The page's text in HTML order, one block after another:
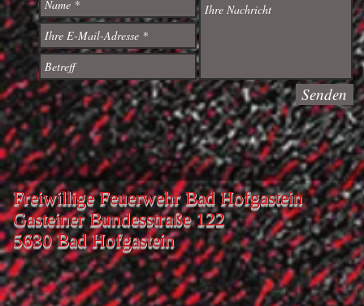
Senden
Freiwillige Feuerwehr Bad Hofgastein
Gasteiner Bundesstraße 122
5630 Bad Hofgastein